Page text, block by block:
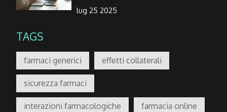
lug 25 2025
TAGS
farmaci generici effetti collaterali
sicurezza farmaci
interazioni farmacologiche farmacia online